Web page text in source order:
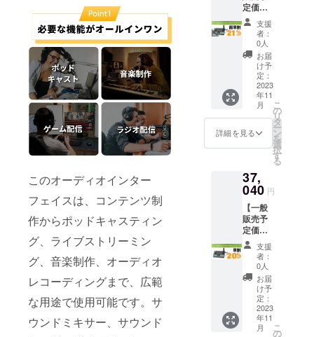
このオーディオインター
フェイスは、コンテンツ制
作からポッドキャスティン
グ、ライブストリーミン
グ、音楽制作、オーディオ
レコーディングまで、広範
な用途で使用可能です。サ
ウンドミキサー、サウンド
合等に
より出
荷時期
が遅れ
る場合
があり
ます。
フォー
ムカ
バー×1
※皆様の
ご支援
により
量産効
率が向
上した
場合、
正規販
売価格
下がる
可能性
もござ
いま
す。 ※
デザイ
ン・仕
様は変
更にな
る可能
性もご
ざいま
す。ご
了承く
ケーブ
ル×2 ・
フック&
ループ
×5 ・
STU1+1
マイク
×1 ・
XLR-
XLR
ケーブ
ル×1 ・
ショッ
クマウ
ント×1
・マイ
ク
フォー
ムカ
バー×1
※皆様の
ご支援
により
量産効
率が向
上した
場合、
定価格
46,300
円の
21%オ
フ】(税
込・送
料無料)
Comma
nder
M1 本
体×1 ・
3.5mm
オー
ケーブ
ル×2 ・
USB-C
データ/
充電
ケーブ
ル×2 ・
フック&
ループ
×5 ・
STU1+1
マイク
×1 ・
XLR-
XLR
支援
者：
0人
お届
け予
定：
2023
年11
月
詳細を見る
こ
の
リ
タ
ー
ン
を
選
択
す
る
37,
040 円
【一般
販売予
定価格
46,300
円の
20%オ
フ】(税
込・送
料無料)
Comma
nder
支援
者：
0人
お届
け予
定：
2023
年11
月
こ
の